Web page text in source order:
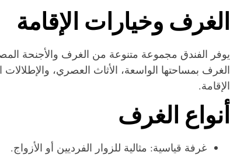
الغرف وخيارات الإقامة
يوفر الفندق مجموعة متنوعة من الغرف والأجنحة
الغرف بمساحتها الواسعة، الأثاث العصري،
الإقامة.
أنواع الغرف
غرفة قياسية: مثالية للزوار الفرديين أو الأزواج.